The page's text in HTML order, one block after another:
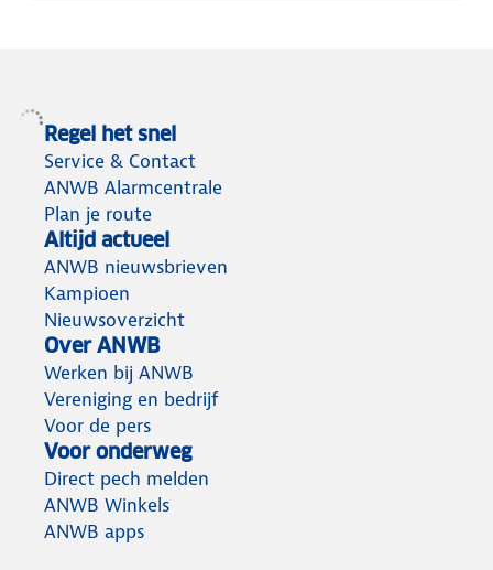
Regel het snel
Service & Contact
ANWB Alarmcentrale
Plan je route
Altijd actueel
ANWB nieuwsbrieven
Kampioen
Nieuwsoverzicht
Over ANWB
Werken bij ANWB
Vereniging en bedrijf
Voor de pers
Voor onderweg
Direct pech melden
ANWB Winkels
ANWB apps